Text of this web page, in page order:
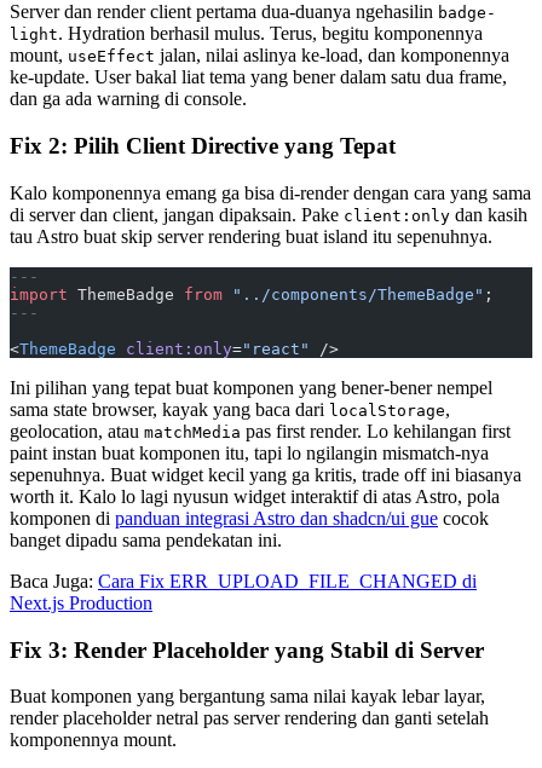
Server dan render client pertama dua-duanya ngehasilin badge-
light. Hydration berhasil mulus. Terus, begitu komponennya
mount, useEffect jalan, nilai aslinya ke-load, dan komponennya
ke-update. User bakal liat tema yang bener dalam satu dua frame,
dan ga ada warning di console.
Fix 2: Pilih Client Directive yang Tepat
Kalo komponennya emang ga bisa di-render dengan cara yang sama
di server dan client, jangan dipaksain. Pake client:only dan kasih
tau Astro buat skip server rendering buat island itu sepenuhnya.
---
import ThemeBadge from "../components/ThemeBadge" ;
---
<ThemeBadge client:only="react" />
Ini pilihan yang tepat buat komponen yang bener-bener nempel
sama state browser, kayak yang baca dari localStorage,
geolocation, atau matchMedia pas first render. Lo kehilangan first
paint instan buat komponen itu, tapi lo ngilangin mismatch-nya
sepenuhnya. Buat widget kecil yang ga kritis, trade off ini biasanya
worth it. Kalo lo lagi nyusun widget interaktif di atas Astro, pola
komponen di panduan integrasi Astro dan shadcn/ui gue cocok
banget dipadu sama pendekatan ini.
Baca Juga: Cara Fix ERR_UPLOAD_FILE_CHANGED di
Next.js Production
Fix 3: Render Placeholder yang Stabil di Server
Buat komponen yang bergantung sama nilai kayak lebar layar,
render placeholder netral pas server rendering dan ganti setelah
komponennya mount.